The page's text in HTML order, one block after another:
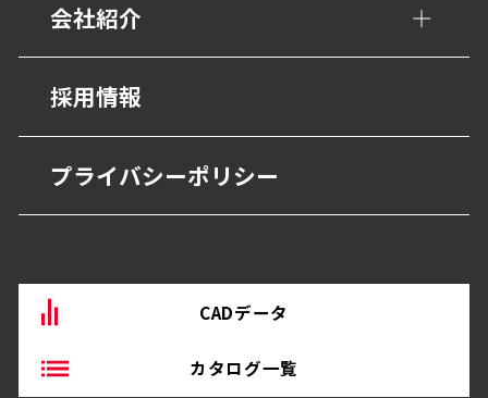
避難・誘導
グレーチング・側溝
抗菌・抗ウイルス技術
BEP・ステンレス仕上げ
福祉・高齢者施設
宿泊・観光施設
商業・オフィス施設
物流・産業施設
会社紹介
会社概要
営業所
沿革
採用情報
プライバシーポリシー
CADデータ
カタログ一覧